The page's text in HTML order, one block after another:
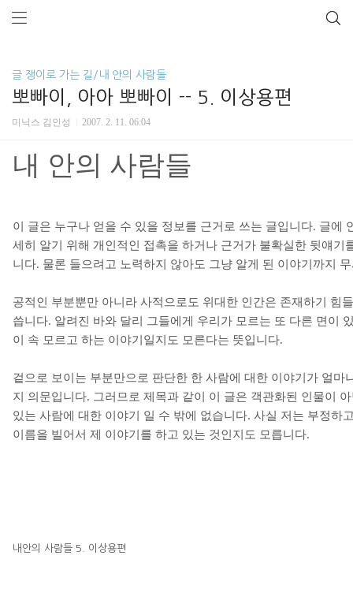
글 쟁이로 가는 길/내 안의 사람들
뽀빠이, 아아 뽀빠이 -- 5. 이상용편
미닉스 김인성 2007. 2. 11. 06:04
내 안의 사람들
이 글은 누구나 얻을 수 있을 정보를 근거로 쓰는 글입니다. 글에
세히 알기 위해 개인적인 접촉을 하거나 근거가 불확실한 뒷얘기
니다. 물론 들으려고 노력하지 않아도 그냥 알게 된 이야기까지
공적인 부분뿐만 아니라 사적으로도 위대한 인간은 존재하기 힘
씁니다. 알려진 바와 달리 그들에게 우리가 모르는 또 다른 면이
이 속 모르고 하는 이야기일지도 모른다는 뜻입니다.
겉으로 보이는 부분만으로 판단한 한 사람에 대한 이야기가 얼마
지 의문입니다. 그러므로 제목과 같이 이 글은 객관화된 인물이
있는 사람에 대한 이야기 일 수 밖에 없습니다. 사실 저는 부정하
이름을 빌어서 제 이야기를 하고 있는 것인지도 모릅니다.
내안의 사람들 5. 이상용편